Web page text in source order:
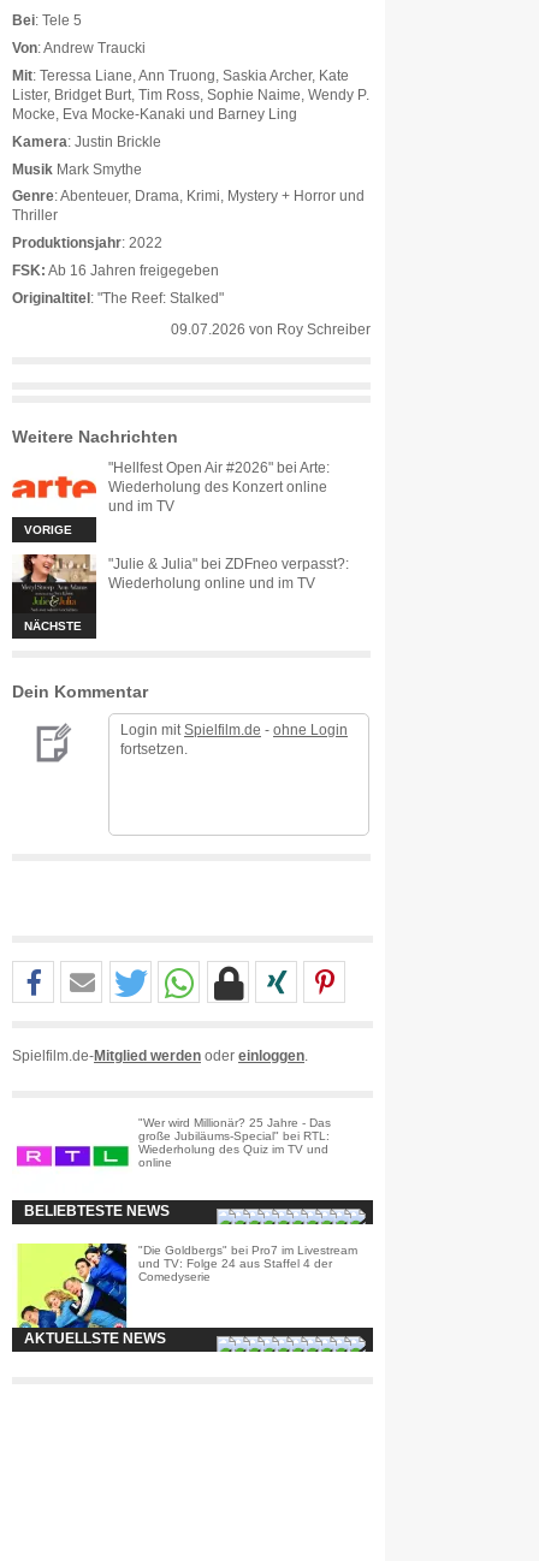
Bei: Tele 5
Von: Andrew Traucki
Mit: Teressa Liane, Ann Truong, Saskia Archer, Kate
Lister, Bridget Burt, Tim Ross, Sophie Naime, Wendy P.
Mocke, Eva Mocke-Kanaki und Barney Ling
Kamera: Justin Brickle
Musik Mark Smythe
Genre: Abenteuer, Drama, Krimi, Mystery + Horror und
Thriller
Produktionsjahr: 2022
FSK: Ab 16 Jahren freigegeben
Originaltitel : "The Reef: Stalked"
09.07.2026 von Roy Schreiber
Weitere Nachrichten
VORIGE
"Hellfest Open Air #2026" bei Arte:
Wiederholung des Konzert online
und im TV
NÄCHSTE
"Julie & Julia" bei ZDFneo verpasst?:
Wiederholung online und im TV
Dein Kommentar
Login mit Spielfilm.de - ohne Login
fortsetzen.
Spielfilm.de-Mitglied werden oder einloggen
"Wer wird Millionär? 25 Jahre - Das
große Jubiläums-Special" bei RTL:
Wiederholung des Quiz im TV und
online
BELIEBTESTE NEWS
"Die Goldbergs" bei Pro7 im Livestream
und TV: Folge 24 aus Staffel 4 der
Comedyserie
AKTUELLSTE NEWS